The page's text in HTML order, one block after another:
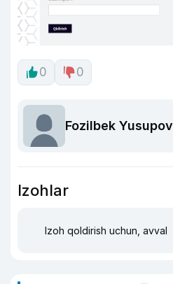
0 0
Fozilbek Yusupov
Izohlar
Izoh qoldirish uchun, avval